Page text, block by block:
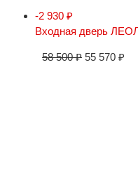
-2 930 ₽
Входная дверь
58 500₽ 55 570 ₽